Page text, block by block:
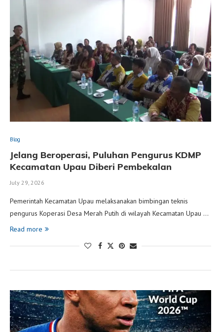
Blog
Jelang Beroperasi, Puluhan Pengurus KDMP
Kecamatan Upau Diberi Pembekalan
July 29, 2026
Pemerintah Kecamatan Upau melaksanakan bimbingan teknis
pengurus Koperasi Desa Merah Putih di wilayah Kecamatan Upau …
Read more